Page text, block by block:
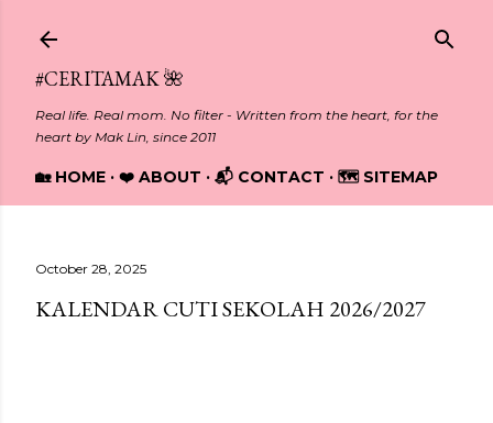
#CERITAMAK 🌺
Real life. Real mom. No filter - Written from the heart, for the
heart by Mak Lin, since 2011
🏡 HOME ❤️ ABOUT 📬 CONTACT 🗺️ SITEMAP
October 28, 2025
KALENDAR CUTI SEKOLAH 2026/2027